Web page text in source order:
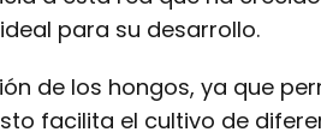
para su desarrollo.
de los hongos, ya que
facilita el cultivo de